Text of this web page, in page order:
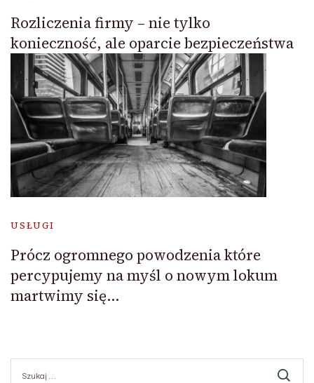
Rozliczenia firmy – nie tylko
konieczność, ale oparcie bezpieczeństwa
USŁUGI
Prócz ogromnego powodzenia które
percypujemy na myśl o nowym lokum
martwimy się…